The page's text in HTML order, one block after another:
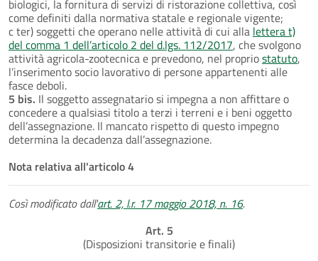
biologici, la fornitura di servizi di ristorazione collettiva, così
come definiti dalla normativa statale e regionale vigente;
c ter) soggetti che operano nelle attività di cui alla lettera t)
del comma 1 dell’articolo 2 del d.lgs. 112/2017, che svolgono
attività agricola-zootecnica e prevedono, nel propriostatuto,
l’inserimento socio lavorativo di persone appartenenti alle
fasce deboli.
5 bis. Il soggetto assegnatario si impegna a non affittare o
concedere a qualsiasi titolo a terzi i terreni e i beni oggetto
dell’assegnazione. Il mancato rispetto di questo impegno
determina la decadenza dall’assegnazione.
Nota relativa all'articolo 4
Così modificato dall'art. 2, l.r. 17 maggio 2018, n. 16.
Art. 5
(Disposizioni transitorie e finali)